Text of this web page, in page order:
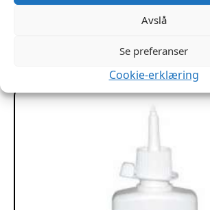
Avslå
Se preferanser
Cookie-erklæring
kr329